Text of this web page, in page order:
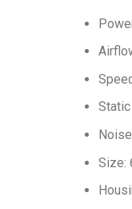
Size: